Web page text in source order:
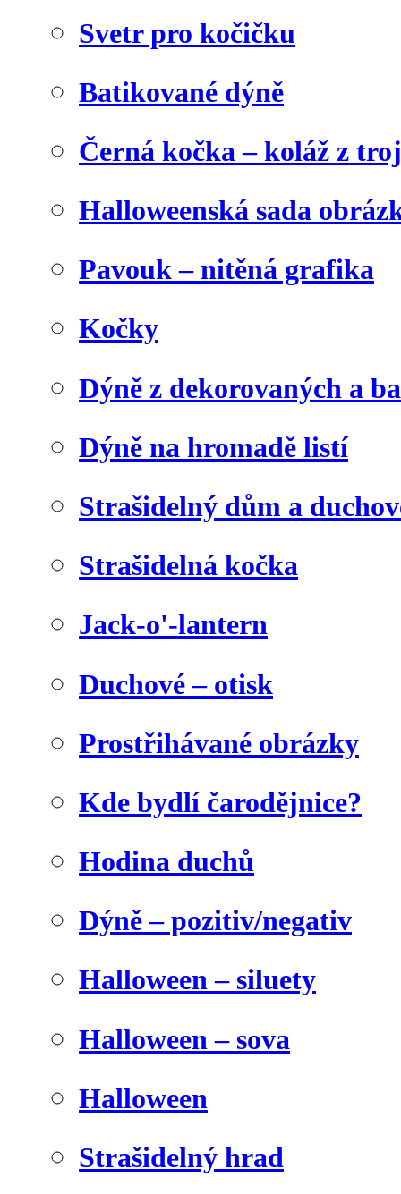
Svetr pro kočičku
Batikované dýně
Černá kočka – koláž z
Halloweenská sada
Pavouk – nitěná grafika
Kočky
Dýně z dekorovaných a
Dýně na hromadě listí
Strašidelný dům a
Strašidelná kočka
Jack-o'-lantern
Duchové – otisk
Prostřihávané obrázky
Kde bydlí čarodějnice?
Hodina duchů
Dýně – pozitiv/negativ
Halloween – siluety
Halloween – sova
Halloween
Strašidelný hrad